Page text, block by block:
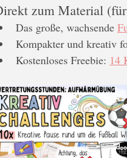
zum Material
Das große, wachsende
Kompakter und kreativ
Kostenloses Freebie: 14